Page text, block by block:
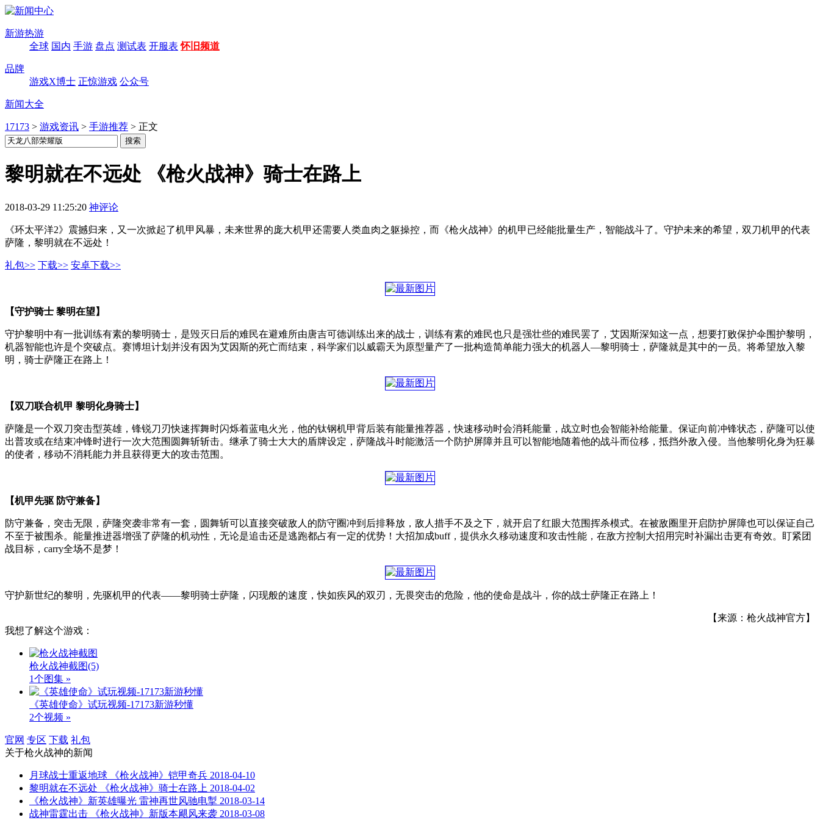
新游热游
全球 国内 手游 盘点 测试表 开服表 怀旧频道
品牌
游戏X博士 正惊游戏 公众号
新闻大全
17173 > 游戏资讯 > 手游推荐 > 正文
黎明就在不远处 《枪火战神》骑士在路上
2018-03-29 11:25:20 神评论
《环太平洋2》震撼归来，又一次掀起了机甲风暴，未来世界的庞大机甲还需要人类血肉之躯操控，而《枪火战神》的机甲已经能批量生产，智能战斗了。守护未来的希望，双刀机甲的代表
萨隆，黎明就在不远处！
礼包>> 下载>> 安卓下载>>
【守护骑士 黎明在望】
守护黎明中有一批训练有素的黎明骑士，是毁灭日后的难民在避难所由唐吉可德训练出来的战士，训练有素的难民也只是强壮些的难民罢了，艾因斯深知这一点，想要打败保护伞围护黎明，
机器智能也许是个突破点。赛博坦计划并没有因为艾因斯的死亡而结束，科学家们以威霸天为原型量产了一批构造简单能力强大的机器人—黎明骑士，萨隆就是其中的一员。将希望放入黎
明，骑士萨隆正在路上！
【双刀联合机甲 黎明化身骑士】
萨隆是一个双刀突击型英雄，锋锐刀刃快速挥舞时闪烁着蓝电火光，他的钛钢机甲背后装有能量推荐器，快速移动时会消耗能量，战立时也会智能补给能量。保证向前冲锋状态，萨隆可以使
出普攻或在结束冲锋时进行一次大范围圆舞斩斩击。继承了骑士大大的盾牌设定，萨隆战斗时能激活一个防护屏障并且可以智能地随着他的战斗而位移，抵挡外敌入侵。当他黎明化身为狂暴
的使者，移动不消耗能力并且获得更大的攻击范围。
【机甲先驱 防守兼备】
防守兼备，突击无限，萨隆突袭非常有一套，圆舞斩可以直接突破敌人的防守圈冲到后排释放，敌人措手不及之下，就开启了红眼大范围挥杀模式。在被敌圈里开启防护屏障也可以保证自己
不至于被围杀。能量推进器增强了萨隆的机动性，无论是追击还是逃跑都占有一定的优势！大招加成buff，提供永久移动速度和攻击性能，在敌方控制大招用完时补漏出击更有奇效。盯紧团
战目标，carry全场不是梦！
守护新世纪的黎明，先驱机甲的代表——黎明骑士萨隆，闪现般的速度，快如疾风的双刃，无畏突击的危险，他的使命是战斗，你的战士萨隆正在路上！
【来源：枪火战神官方】
我想了解这个游戏：
枪火战神截图(5)
1个图集 »
《英雄使命》试玩视频-17173新游秒懂
2个视频 »
官网 专区 下载 礼包
关于枪火战神的新闻
月球战士重返地球 《枪火战神》铠甲奇兵 2018-04-10
黎明就在不远处 《枪火战神》骑士在路上 2018-04-02
《枪火战神》新英雄曝光 雷神再世风驰电掣 2018-03-14
战神雷霆出击 《枪火战神》新版本飓风来袭 2018-03-08